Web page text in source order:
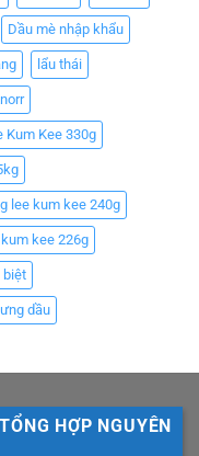
Dầu mè nhập khẩu
lẩu thái
Kum Kee 330g
lee kum kee 240g
kee 226g
biệt
dầu
HỢP NGUYÊN